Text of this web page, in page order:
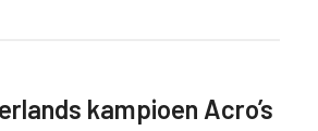
kampioen Acro’s